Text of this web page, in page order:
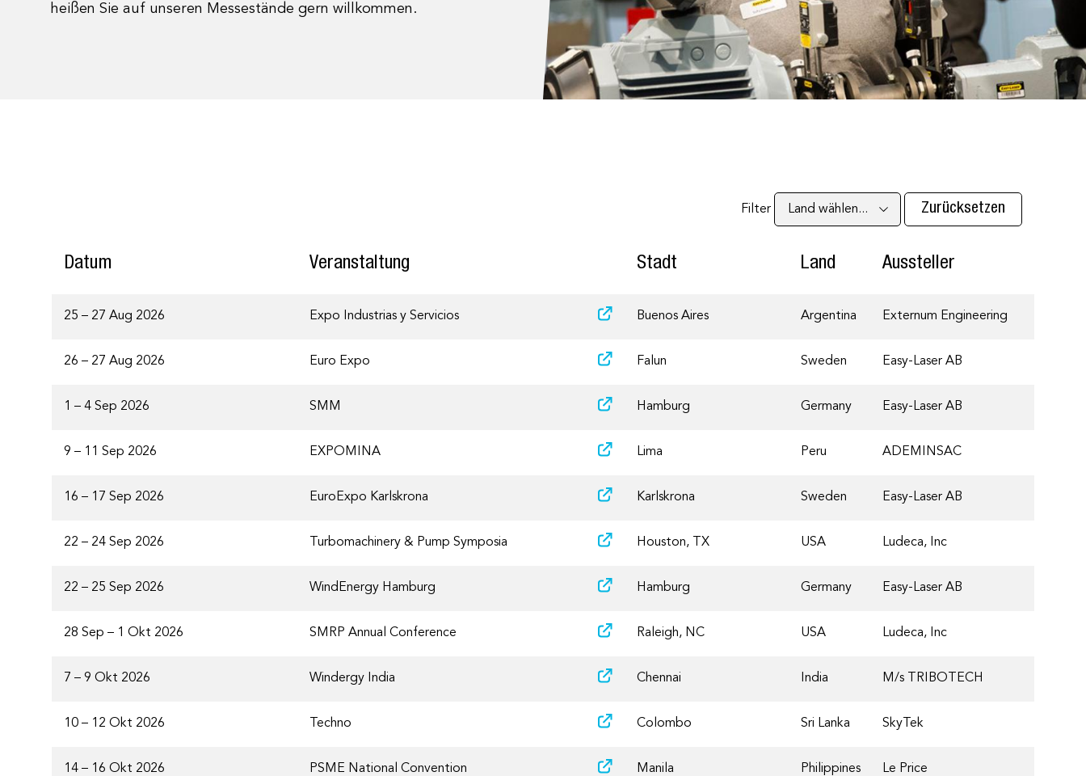
heißen Sie auf unseren Messestände gern willkommen.
Filter Zurücksetzen
Datum Veranstaltung Stadt Land Aussteller
25 – 27 Aug 2026 Expo Industrias y Servicios Buenos Aires Argentina Externum Engineering
26 – 27 Aug 2026 Euro Expo Falun Sweden Easy-Laser AB
1 – 4 Sep 2026 SMM Hamburg Germany Easy-Laser AB
9 – 11 Sep 2026 EXPOMINA Lima Peru ADEMINSAC
16 – 17 Sep 2026 EuroExpo Karlskrona Karlskrona Sweden Easy-Laser AB
22 – 24 Sep 2026 Turbomachinery & Pump Symposia Houston, TX USA Ludeca, Inc
22 – 25 Sep 2026 WindEnergy Hamburg Hamburg Germany Easy-Laser AB
28 Sep – 1 Okt 2026 SMRP Annual Conference Raleigh, NC USA Ludeca, Inc
7 – 9 Okt 2026 Windergy India Chennai India M/s TRIBOTECH
10 – 12 Okt 2026 Techno Colombo Sri Lanka SkyTek
14 – 16 Okt 2026 PSME National Convention Manila Philippines Le Price